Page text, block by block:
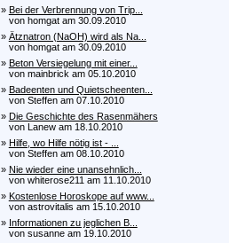
» Bei der Verbrennung von Trip...
von homgat am 30.09.2010
» Ätznatron (NaOH) wird als Na...
von homgat am 30.09.2010
» Beton Versiegelung mit einer...
von mainbrick am 05.10.2010
» Badeenten und Quietscheenten...
von Steffen am 07.10.2010
» Die Geschichte des Rasenmähers
von Lanew am 18.10.2010
» Hilfe, wo Hilfe nötig ist - ...
von Steffen am 08.10.2010
» Nie wieder eine unansehnlich...
von whiterose211 am 11.10.2010
» Kostenlose Horoskope auf www...
von astrovitalis am 15.10.2010
» Informationen zu jeglichen B...
von susanne am 19.10.2010